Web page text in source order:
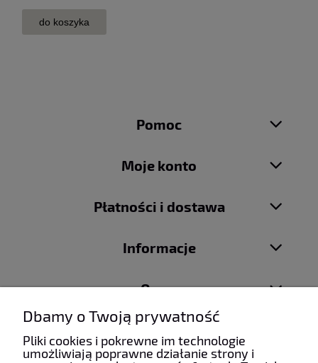
do koszyka
Pomoc
Moje konto
Płatności i dostawa
Informacje
O nas
Dbamy o Twoją prywatność
Pliki cookies i pokrewne im technologie
umożliwiają poprawne działanie strony i